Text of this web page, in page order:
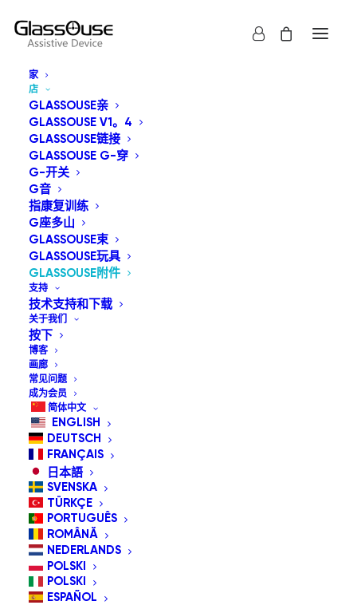
家
店
GLASSOUSE亲
GLASSOUSE V1。4
GLASSOUSE链接
GLASSOUSE G-穿
G-开关
G音
指康复训练
G座多山
GLASSOUSE束
GLASSOUSE玩具
GLASSOUSE附件
支持
技术支持和下载
关于我们
按下
博客
画廊
常见问题
成为会员
简体中文
ENGLISH
DEUTSCH
FRANÇAIS
日本語
SVENSKA
TÜRKÇE
PORTUGUÊS
ROMÂNĂ
NEDERLANDS
POLSKI
POLSKI
ESPAÑOL
我们提供一系列配件，可与 GlassOuse 辅助设备和自适应
开关无缝集成，从而提升无障碍功能和用户体验。.